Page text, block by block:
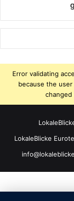
Error validating
because the
LokaleBlicke